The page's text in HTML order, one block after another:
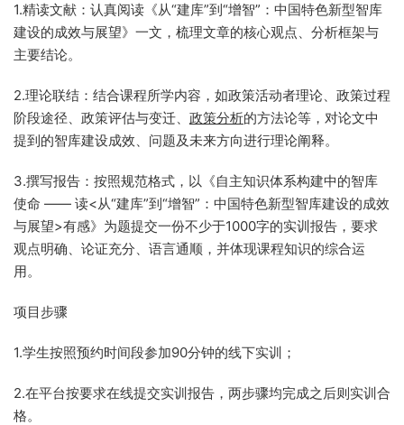
1.精读文献：认真阅读《从“建库”到“增智”：中国特色新型智库
建设的成效与展望》一文，梳理文章的核心观点、分析框架与
主要结论。
2.理论联结：结合课程所学内容，如政策活动者理论、政策过程
阶段途径、政策评估与变迁、 政策分析的方法论等，对论文中
提到的智库建设成效、问题及未来方向进行理论阐释。
3.撰写报告：按照规范格式，以《自主知识体系构建中的智库
使命 —— 读<从“建库”到“增智”：中国特色新型智库建设的成效
与展望>有感》为题提交一份不少于1000字的实训报告，要求
观点明确、论证充分、语言通顺，并体现课程知识的综合运
用。
项目步骤
1.学生按照预约时间段参加90分钟的线下实训；
2.在平台按要求在线提交实训报告，两步骤均完成之后则实训合
格。